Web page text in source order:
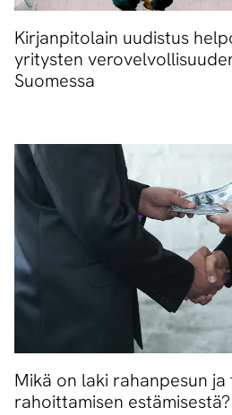
Kirjanpitolain uudistus
yritysten
Suomessa
Mikä on laki rahanpesun
rahoittamisen estämisestä?